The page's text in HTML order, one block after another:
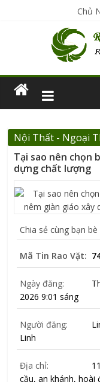
Chủ
Nội Thất - Ngoại
Tại sao nên chọn
dựng chất lượng
Chia sẻ cùng bạn bè
Mã Tin Rao Vặt:
Ngày đăng:
2026 9:01 sáng
Người đăng:
Linh
Địa chỉ:
cầu, an khánh, hoài